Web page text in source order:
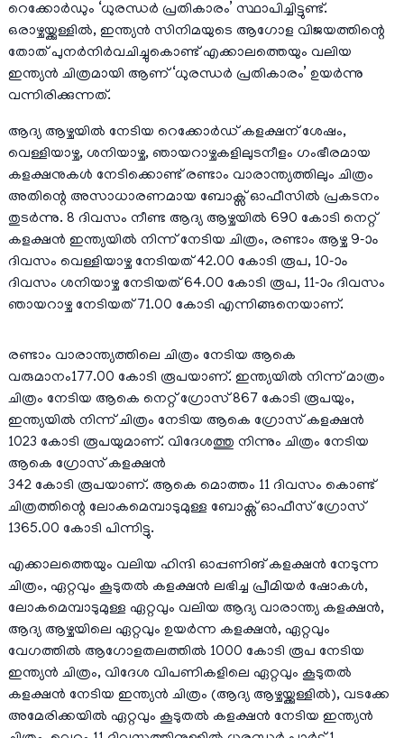
റെക്കോർഡും ‘ധുരന്ധർ പ്രതികാരം’ സ്ഥാപിച്ചിട്ടുണ്ട്.
ഒരാഴ്ചയ്ക്കുള്ളിൽ, ഇന്ത്യൻ സിനിമയുടെ ആഗോള വിജയത്തിന്റെ
തോത് പുനർനിർവചിച്ചുകൊണ്ട് എക്കാലത്തെയും വലിയ
ഇന്ത്യൻ ചിത്രമായി ആണ് ‘ധുരന്ധർ പ്രതികാരം’ ഉയർന്നു
വന്നിരിക്കുന്നത്.
ആദ്യ ആഴ്ചയിൽ നേടിയ റെക്കോർഡ് കളക്ഷന് ശേഷം,
വെള്ളിയാഴ്ച, ശനിയാഴ്ച, ഞായറാഴ്ചകളിലുടനീളം ഗംഭീരമായ
കളക്ഷനുകൾ നേടിക്കൊണ്ട് രണ്ടാം വാരാന്ത്യത്തിലും ചിത്രം
അതിന്റെ അസാധാരണമായ ബോക്സ് ഓഫീസിൽ പ്രകടനം
തുടർന്നു. 8 ദിവസം നീണ്ട ആദ്യ ആഴ്ചയിൽ 690 കോടി നെറ്റ്
കളക്ഷൻ ഇന്ത്യയിൽ നിന്ന് നേടിയ ചിത്രം, രണ്ടാം ആഴ്ച 9-ാം
ദിവസം വെള്ളിയാഴ്ച നേടിയത് 42.00 കോടി രൂപ, 10-ാം
ദിവസം ശനിയാഴ്ച നേടിയത് 64.00 കോടി രൂപ, 11-ാം ദിവസം
ഞായറാഴ്ച നേടിയത് 71.00 കോടി എന്നിങ്ങനെയാണ്.
രണ്ടാം വാരാന്ത്യത്തിലെ ചിത്രം നേടിയ ആകെ
വരുമാനം177.00 കോടി രൂപയാണ്. ഇന്ത്യയിൽ നിന്ന് മാത്രം
ചിത്രം നേടിയ ആകെ നെറ്റ് ഗ്രോസ് 867 കോടി രൂപയും,
ഇന്ത്യയിൽ നിന്ന് ചിത്രം നേടിയ ആകെ ഗ്രോസ് കളക്ഷൻ
1023 കോടി രൂപയുമാണ്. വിദേശത്തു നിന്നും ചിത്രം നേടിയ
ആകെ ഗ്രോസ് കളക്ഷൻ
342 കോടി രൂപയാണ്. ആകെ മൊത്തം 11 ദിവസം കൊണ്ട്
ചിത്രത്തിന്റെ ലോകമെമ്പാടുമുള്ള ബോക്സ് ഓഫീസ് ഗ്രോസ്
1365.00 കോടി പിന്നിട്ടു.
എക്കാലത്തെയും വലിയ ഹിന്ദി ഓപ്പണിങ് കളക്ഷൻ നേടുന്ന
ചിത്രം, ഏറ്റവും കൂടുതൽ കളക്ഷൻ ലഭിച്ച പ്രീമിയർ ഷോകൾ,
ലോകമെമ്പാടുമുള്ള ഏറ്റവും വലിയ ആദ്യ വാരാന്ത്യ കളക്ഷൻ,
ആദ്യ ആഴ്ചയിലെ ഏറ്റവും ഉയർന്ന കളക്ഷൻ, ഏറ്റവും
വേഗത്തിൽ ആഗോളതലത്തിൽ 1000 കോടി രൂപ നേടിയ
ഇന്ത്യൻ ചിത്രം, വിദേശ വിപണികളിലെ ഏറ്റവും കൂടുതൽ
കളക്ഷൻ നേടിയ ഇന്ത്യൻ ചിത്രം (ആദ്യ ആഴ്ചയ്ക്കുള്ളിൽ), വടക്കേ
അമേരിക്കയിൽ ഏറ്റവും കൂടുതൽ കളക്ഷൻ നേടിയ ഇന്ത്യൻ